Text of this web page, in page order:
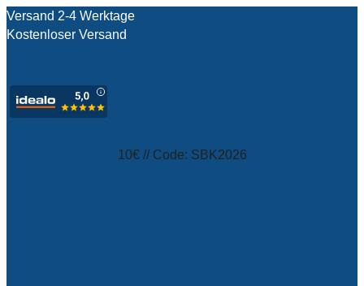
Versand 2-4 Werktage
Kostenloser Versand
10€ // Code: SBK2026